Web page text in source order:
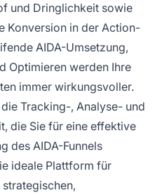
und Dringlichkeit sowie
Konversion in der Action-
AIDA-Umsetzung,
Optimieren werden Ihre
immer wirkungsvoller.
Tracking-, Analyse- und
die Sie für eine effektive
des AIDA-Funnels
ideale Plattform für